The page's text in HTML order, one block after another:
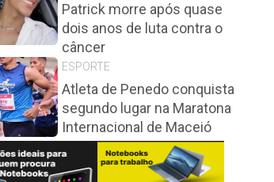
Patrick morre após quase
dois anos de luta contra o
câncer
ESPORTE
Atleta de Penedo conquista
segundo lugar na Maratona
Internacional de Maceió